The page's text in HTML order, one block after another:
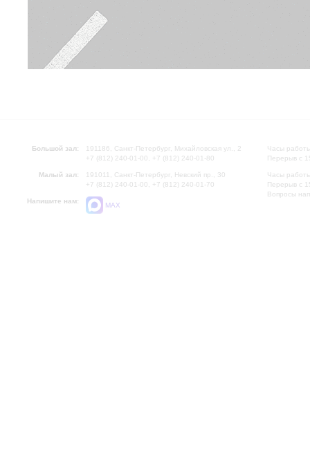
Большой зал:
191186, Санкт-Петербург, Михайловская ул., 2
+7 (812) 240-01-00, +7 (812) 240-01-80
Малый зал:
191011, Санкт-Петербург, Невский пр., 30
+7 (812) 240-01-00, +7 (812) 240-01-70
Напишите нам:
MAX
Часы
Перерыв с
Часы
Перерыв с
Вопросы